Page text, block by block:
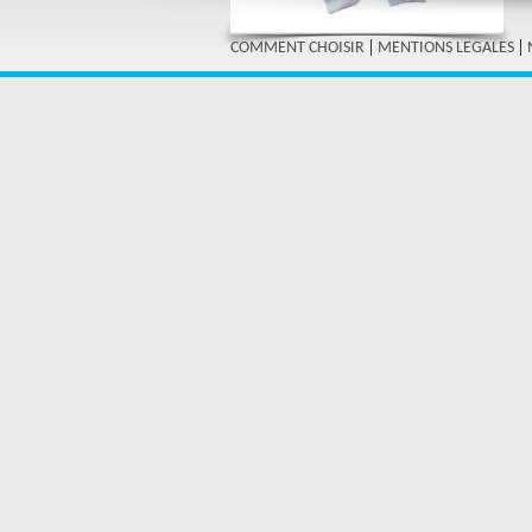
COMMENT CHOISIR | MENTIONS LEGALES |